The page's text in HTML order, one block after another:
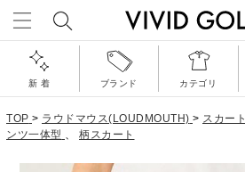
新 着 ブランド カテゴリ
TOP > ラウドマウス(LOUDMOUTH) > スカート
ンツ一体型 、 柄スカート